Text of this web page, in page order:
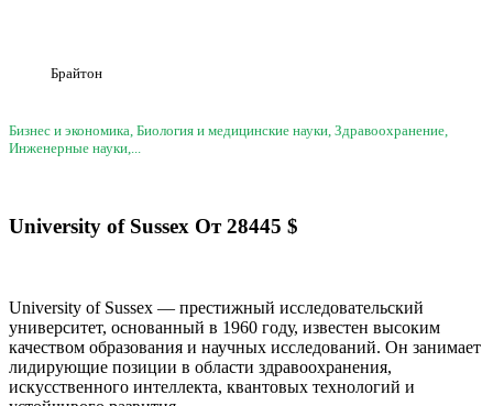
Брайтон
Бизнес и экономика, Биология и медицинские науки, Здравоохранение,
Инженерные науки,...
University of Sussex От28445 $
University of Sussex — престижный исследовательский
университет, основанный в 1960 году, известен высоким
качеством образования и научных исследований. Он занимает
лидирующие позиции в области здравоохранения,
искусственного интеллекта, квантовых технологий и